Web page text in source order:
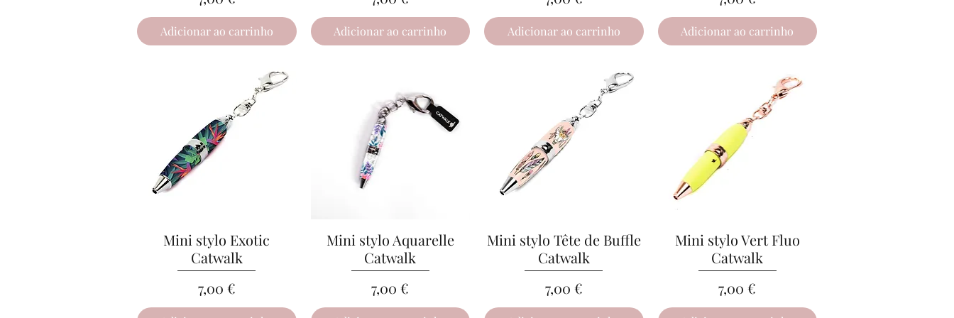
Adicionar ao carrinho Adicionar ao carrinho Adicionar ao carrinho Adicionar ao carrinho
Visualização rápida
Mini stylo Exotic
Catwalk
Preço
7,00 €
Visualização rápida
Mini stylo Aquarelle
Catwalk
Preço
7,00 €
Visualização rápida
Mini stylo Tête de Buffle
Catwalk
Preço
7,00 €
Visualização rápida
Mini stylo Vert Fluo
Catwalk
Preço
7,00 €